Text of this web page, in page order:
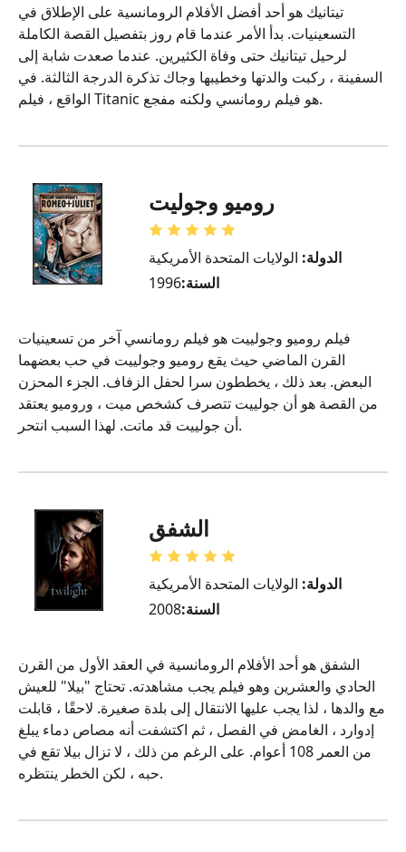
تيتانيك هو أحد أفضل الأفلام الرومانسية على الإطلاق في
التسعينيات. بدأ الأمر عندما قام روز بتفصيل القصة الكاملة
لرحيل تيتانيك حتى وفاة الكثيرين. عندما صعدت شابة إلى
السفينة ، ركبت والدتها وخطيبها وجاك تذكرة الدرجة الثالثة. في
الواقع ، فيلم Titanic هو فيلم رومانسي ولكنه مفجع.
روميو وجوليت
الدولة: الولايات المتحدة الأمريكية
السنة:1996
فيلم روميو وجولييت هو فيلم رومانسي آخر من تسعينيات
القرن الماضي حيث يقع روميو وجولييت في حب بعضهما
البعض. بعد ذلك ، يخططون سرا لحفل الزفاف. الجزء المحزن
من القصة هو أن جولييت تتصرف كشخص ميت ، وروميو يعتقد
أن جولييت قد ماتت. لهذا السبب انتحر.
الشفق
الدولة: الولايات المتحدة الأمريكية
السنة:2008
الشفق هو أحد الأفلام الرومانسية في العقد الأول من القرن
الحادي والعشرين وهو فيلم يجب مشاهدته. تحتاج "بيلا" للعيش
مع والدها ، لذا يجب عليها الانتقال إلى بلدة صغيرة. لاحقًا ، قابلت
إدوارد ، الغامض في الفصل ، ثم اكتشفت أنه مصاص دماء يبلغ
من العمر 108 أعوام. على الرغم من ذلك ، لا تزال بيلا تقع في
حبه ، لكن الخطر ينتظره.